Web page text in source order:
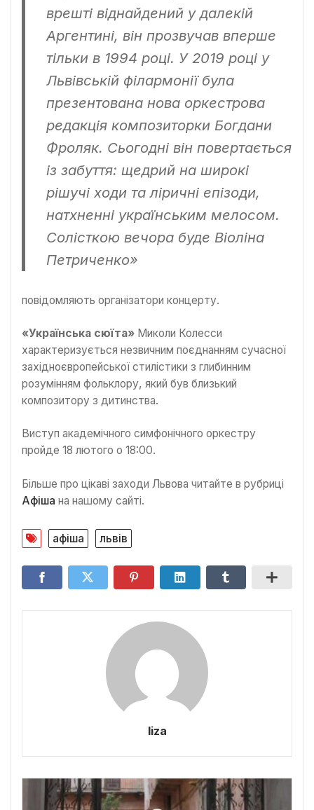
врешті віднайдений у далекій
Аргентині, він прозвучав вперше
тільки в 1994 році. У 2019 році у
Львівській філармонії була
презентована нова оркестрова
редакція композиторки Богдани
Фроляк. Сьогодні він повертається
із забуття: щедрий на широкі
рішучі ходи та ліричні епізоди,
натхненні українським мелосом.
Солісткою вечора буде Віоліна
Петриченко»
повідомляють організатори концерту.
«Українська сюїта» Миколи Колесси
характеризується незвичним поєднанням сучасної
західноєвропейської стилістики з глибинним
розумінням фольклору, який був близький
композитору з дитинства.
Виступ академічного симфонічного оркестру
пройде 18 лютого о 18:00.
Більше про цікаві заходи Львова читайте в рубриці
Афіша на нашому сайті.
афіша львів
liza